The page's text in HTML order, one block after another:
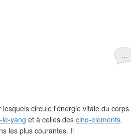
…
circule l'énergie vitale du corps.
le-yang et à celles des cinq-elements.
les plus courantes. Il